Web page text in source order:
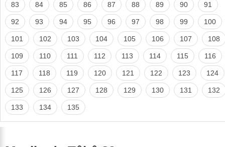
83 84 85 86 87 88 89 90 91
92 93 94 95 96 97 98 99 100
101 102 103 104 105 106 107 108
109 110 111 112 113 114 115 116
117 118 119 120 121 122 123 124
125 126 127 128 129 130 131 132
133 134 135